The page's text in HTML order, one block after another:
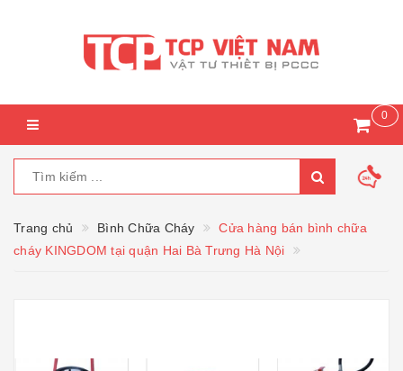
0
Trang chủ Bình Chữa Cháy
Cửa hàng bán bình chữa
cháy KINGDOM tại quận Hai Bà Trưng Hà Nội